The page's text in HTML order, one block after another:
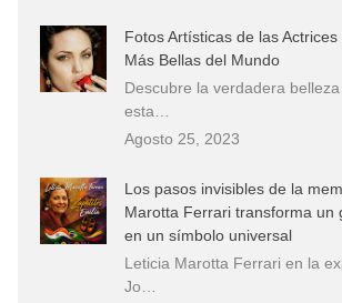
Fotos Artísticas de las
Más Bellas del Mundo
Descubre la verdadera
esta…
Agosto 25, 2023
Los pasos invisibles de la
Marotta Ferrari transforma un
en un símbolo universal
Leticia Marotta Ferrari en la
Jo…